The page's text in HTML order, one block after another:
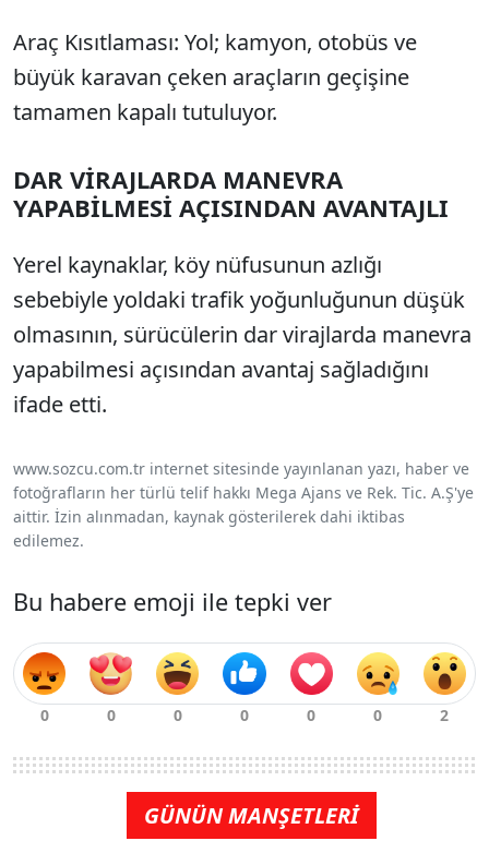
Araç Kısıtlaması: Yol; kamyon, otobüs ve
büyük karavan çeken araçların geçişine
tamamen kapalı tutuluyor.
DAR VİRAJLARDA MANEVRA
YAPABİLMESİ AÇISINDAN AVANTAJLI
Yerel kaynaklar, köy nüfusunun azlığı
sebebiyle yoldaki trafik yoğunluğunun düşük
olmasının, sürücülerin dar virajlarda manevra
yapabilmesi açısından avantaj sağladığını
ifade etti.
www.sozcu.com.tr internet sitesinde yayınlanan yazı, haber ve
fotoğrafların her türlü telif hakkı Mega Ajans ve Rek. Tic. A.Ş'ye
aittir. İzin alınmadan, kaynak gösterilerek dahi iktibas
edilemez.
Bu habere emoji ile tepki ver
GÜNÜN MANŞETLERİ